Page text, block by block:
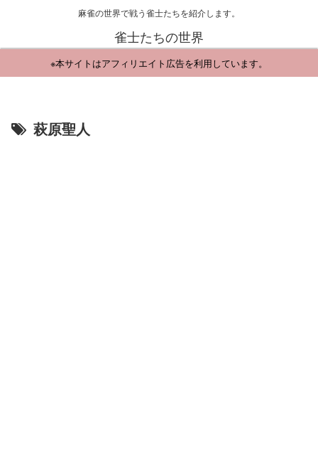
麻雀の世界で戦う雀士たちを紹介します。
雀士たちの世界
※本サイトはアフィリエイト広告を利用しています。
萩原聖人